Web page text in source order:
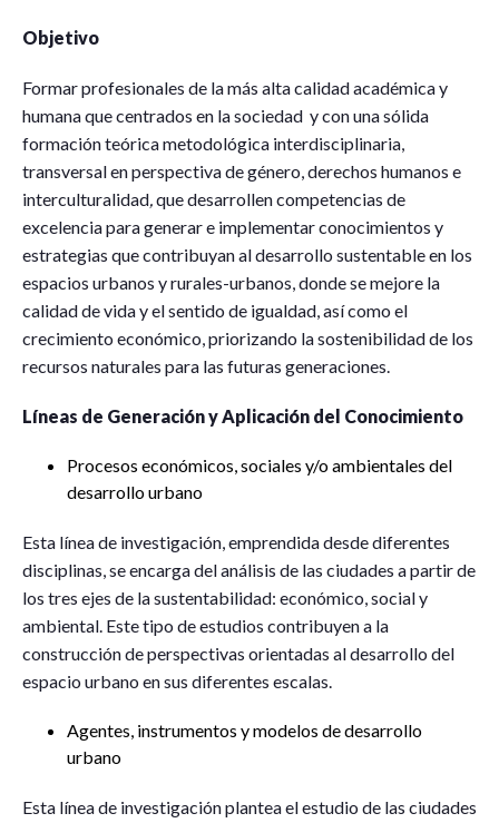
Objetivo
Formar profesionales de la más alta calidad académica y
humana que centrados en la sociedad y con una sólida
formación teórica metodológica interdisciplinaria,
transversal en perspectiva de género, derechos humanos e
interculturalidad,que desarrollen competencias de
excelencia para generar e implementar conocimientos y
estrategias que contribuyan al desarrollo sustentable en los
espacios urbanos y rurales-urbanos, donde se mejore la
calidad de vida y el sentido de igualdad, así como el
crecimiento económico, priorizando la sostenibilidad de los
recursos naturales para las futuras generaciones.
Líneas de Generación y Aplicación del Conocimiento
Procesos económicos, sociales y/o ambientales del
desarrollo urbano
Esta línea de investigación, emprendida desde diferentes
disciplinas, se encarga del análisis de las ciudades a partir de
los tres ejes de la sustentabilidad: económico, social y
ambiental. Este tipo de estudios contribuyen a la
construcción de perspectivas orientadas al desarrollo del
espacio urbano en sus diferentes escalas.
Agentes, instrumentos y modelos de desarrollo
urbano
Esta línea de investigación plantea el estudio de las ciudades